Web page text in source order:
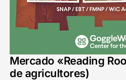
Mercado «Reading
de agricultores)